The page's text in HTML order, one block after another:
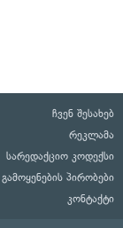
ჩვენ შესახებ
რეკლამა
სარედაქციო კოდექსი
პირობები
კონტაქტი